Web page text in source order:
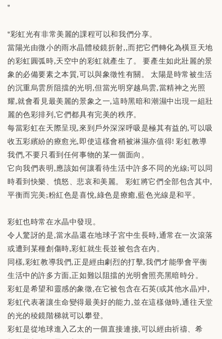
"
"彩虹光有非常美麗的課程可以和我們分享。
當陽光由微小的雨水晶體稜鏡折射,,而把它們轉化為橫亘天地
的彩虹圓弧時,天空中的彩虹就產生了。 要產生如此壯麗的景
象的必備要素之本質,可以與象徵性有關。 太陽是時常被生活
的沉重烏雲所阻擋的光明,但當光明穿越烏雲,當精神之光照
耀,就會看見最美麗的景象之一,這時黑暗和潮濕中出現一組壯
麗的色彩排列,它們都具有完美的秩序。
每當彩虹在天際呈現,來到戶外深深呼吸是極其有益的,可以吸
收五彩繽紛的療愈光,即使這樣會稍被淋濕亦值得! 彩虹教導
我們,不要只看到任何事物的某一個面向。
它向我們表明,應該如何讓看待生活中許多不同的光線;可以同
時看到快樂、憤怒、悲哀和美麗。 彩虹將它們全部包含其中,
平衡而完美;粉紅色是喜悅,綠色是療癒,藍色光線是和平。
彩虹也時常在水晶中發現。
令人驚訝的是,當水晶還在地球子宮中生長時,通常在一次滾落
或遭到某種創傷時,彩虹就生長並被包含在內。
同樣,彩虹教導我們,正是經由劇烈的打擊,我們才能學會平衡
生活中的許多方面,正如難以阻擋的光明會照亮黑暗時分。
彩虹是希望和靈感的象徵,在它被包含在石英(或其他水晶)中,
彩虹代表著讓生命變得最美好的能力,並在這樣做時,通往天堂
的光的稜鏡階梯就可以攀登。
彩虹是從地球進入乙太的一個直接連接,可以經由祈禱、希